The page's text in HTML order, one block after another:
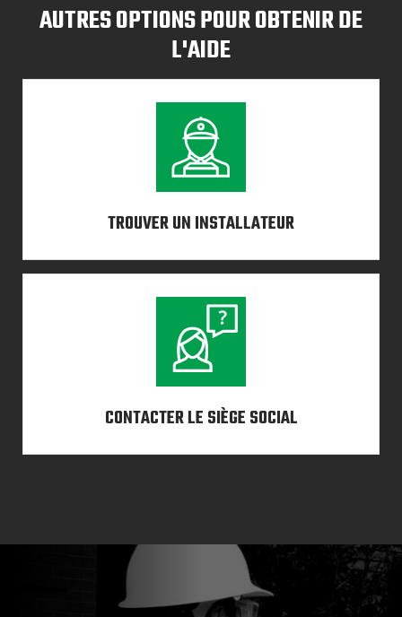
AUTRES OPTIONS POUR OBTENIR DE
L'AIDE
TROUVER UN INSTALLATEUR
CONTACTER LE SIÈGE SOCIAL